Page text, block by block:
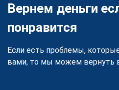
Вернем деньги
понравится
Если есть проблемы,
вами, то мы можем вернуть